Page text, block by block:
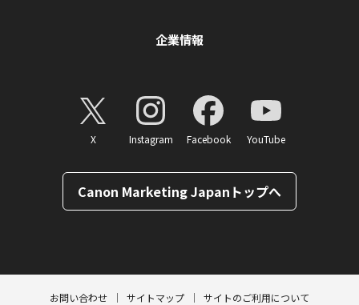
企業情報
X Instagram Facebook YouTube
Canon Marketing Japanトップへ
お問い合わせ サイトマップ サイトのご利用について